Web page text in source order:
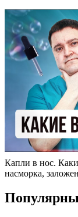
Капли в нос.
насморка,